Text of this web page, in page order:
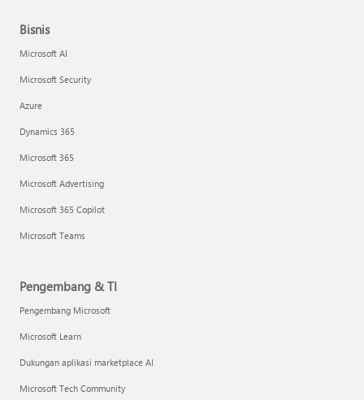
Bisnis
Microsoft AI
Microsoft Security
Azure
Dynamics 365
Microsoft 365
Microsoft Advertising
Microsoft 365 Copilot
Microsoft Teams
Pengembang & TI
Pengembang Microsoft
Microsoft Learn
Dukungan aplikasi marketplace AI
Microsoft Tech Community